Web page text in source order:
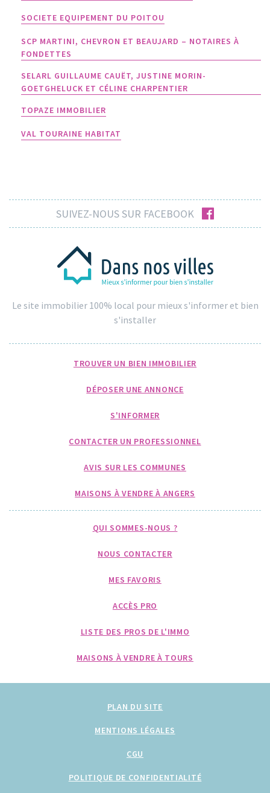
SOCIETE EQUIPEMENT DU POITOU
SCP MARTINI, CHEVRON ET BEAUJARD – NOTAIRES À
FONDETTES
SELARL GUILLAUME CAUËT, JUSTINE MORIN-
GOETGHELUCK ET CÉLINE CHARPENTIER
TOPAZE IMMOBILIER
VAL TOURAINE HABITAT
SUIVEZ-NOUS SUR FACEBOOK facebook
Le site immobilier 100% local pour mieux s'informer et bien
s'installer
TROUVER UN BIEN IMMOBILIER
DÉPOSER UNE ANNONCE
S'INFORMER
CONTACTER UN PROFESSIONNEL
AVIS SUR LES COMMUNES
MAISONS À VENDRE À ANGERS
QUI SOMMES-NOUS ?
NOUS CONTACTER
MES FAVORIS
ACCÈS PRO
LISTE DES PROS DE L'IMMO
MAISONS À VENDRE À TOURS
PLAN DU SITE
MENTIONS LÉGALES
CGU
POLITIQUE DE CONFIDENTIALITÉ